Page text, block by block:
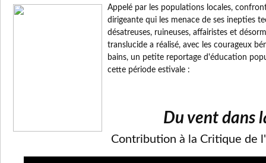
Appelé par les populations locales,
dirigeante qui les menace de ses inepties
désatreuses, ruineuses, affairistes et
translucide a réalisé, avec les courageux
bains, un petite reportage d'éducation
cette période estivale :
Du vent dans
Contribution à la Critique de